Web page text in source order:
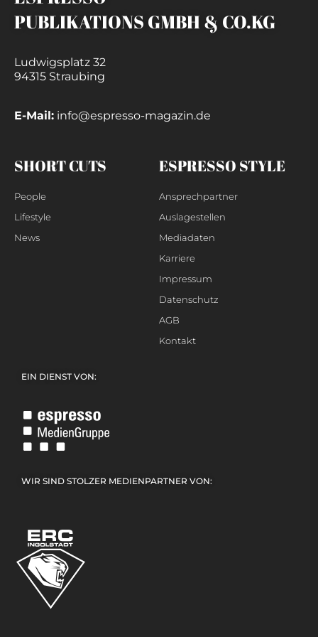
PUBLIKATIONS GMBH & CO.KG
Ludwigsplatz 32
94315 Straubing
E-Mail: info@espresso-magazin.de
SHORT CUTS
People
Lifestyle
News
ESPRESSO STYLE
Ansprechpartner
Auslagestellen
Mediadaten
Karriere
Impressum
Datenschutz
AGB
Kontakt
EIN DIENST VON:
WIR SIND STOLZER MEDIENPARTNER VON: